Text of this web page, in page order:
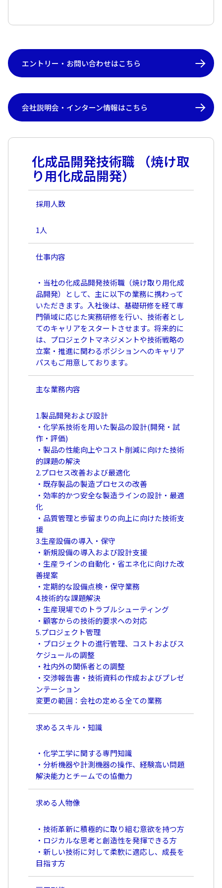
エントリー・お問い合わせはこちら
会社説明会・インターン情報はこちら
化成品開発技術職 （焼け取
り用化成品開発）
採用人数
1人
仕事内容
・当社の化成品開発技術職（焼け取り用化成
品開発）として、主に以下の業務に携わって
いただきます。入社後は、基礎研修を経て専
門領域に応じた実務研修を行い、技術者とし
てのキャリアをスタートさせます。将来的に
は、プロジェクトマネジメントや技術戦略の
立案・推進に関わるポジションへのキャリア
パスもご用意しております。
主な業務内容
1.製品開発および設計
・化学系技術を用いた製品の設計(開発・試
作・評価)
・製品の性能向上やコスト削減に向けた技術
的課題の解決
2.プロセス改善および最適化
・既存製品の製造プロセスの改善
・効率的かつ安全な製造ラインの設計・最適
化
・品質管理と歩留まりの向上に向けた技術支
援
3.生産設備の導入・保守
・新規設備の導入および設計支援
・生産ラインの自動化・省エネ化に向けた改
善提案
・定期的な設備点検・保守業務
4.技術的な課題解決
・生産現場でのトラブルシューティング
・顧客からの技術的要求への対応
5.プロジェクト管理
・プロジェクトの進行管理、コストおよびス
ケジュールの調整
・社内外の関係者との調整
・交渉報告書・技術資料の作成およびプレゼ
ンテーション
変更の範囲：会社の定める全ての業務
求めるスキル・知識
・化学工学に関する専門知識
・分析機器や計測機器の操作、経験高い問題
解決能力とチームでの協働力
求める人物像
・技術革新に積極的に取り組む意欲を持つ方
・ロジカルな思考と創造性を発揮できる方
・新しい技術に対して柔軟に適応し、成長を
目指す方